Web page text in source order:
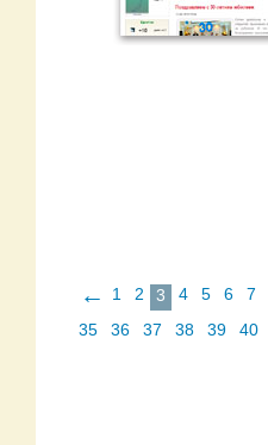
← 1 2 3 4 5 6 7
35
36 37 38 39 40